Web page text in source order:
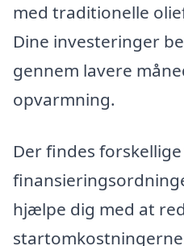
med traditionelle
Dine investeringer
gennem lavere
opvarmning.
Der findes
hjælpe dig med at